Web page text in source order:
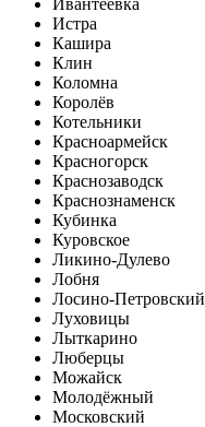
Ивантеевка
Истра
Кашира
Клин
Коломна
Королёв
Котельники
Красноармейск
Красногорск
Краснозаводск
Краснознаменск
Кубинка
Куровское
Ликино-Дулево
Лобня
Лосино-Петровский
Луховицы
Лыткарино
Люберцы
Можайск
Молодёжный
Московский